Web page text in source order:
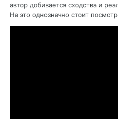
автор добивается сходства и
На это однозначно стоит